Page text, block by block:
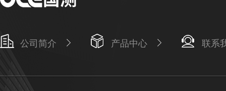
公司简介 产品中心 联系